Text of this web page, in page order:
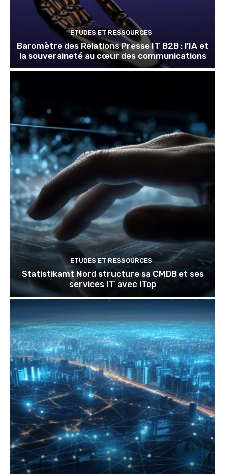
ETUDES ET RESSOURCES
Baromètre des Relations Presse IT B2B : l’IA et
la souveraineté au cœur des communications
ETUDES ET RESSOURCES
Statistikamt Nord structure sa CMDB et ses
services IT avec iTop